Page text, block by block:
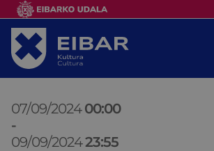
07/09/202400:00
-
09/09/202423:55